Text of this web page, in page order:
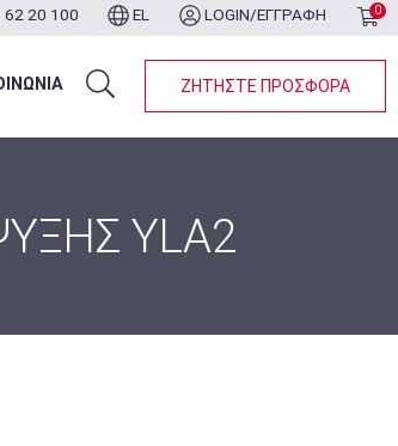
62 20 100 EL LOGIN/ΕΓΓΡΑΦΗ 0
ΖΗΤΗΣΤΕ ΠΡΟΣΦΟΡΑ
YLA2